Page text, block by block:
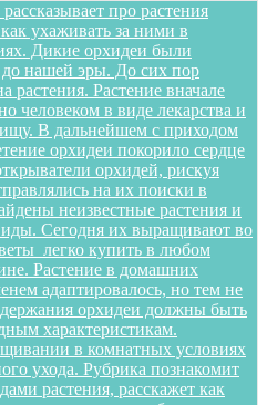
про растения
ухаживать за ними в
Дикие орхидеи были
до нашей эры. До сих пор
растения. Растение вначале
человеком в виде лекарства и
В дальнейшем с приходом
орхидеи покорило сердце
орхидей, рискуя
на их поиски в
неизвестные растения и
Сегодня их выращивают во
легко купить в любом
Растение в домашних
адаптировалось, но тем не
орхидеи должны быть
характеристикам.
в комнатных условиях
ухода. Рубрика познакомит
растения, расскажет как